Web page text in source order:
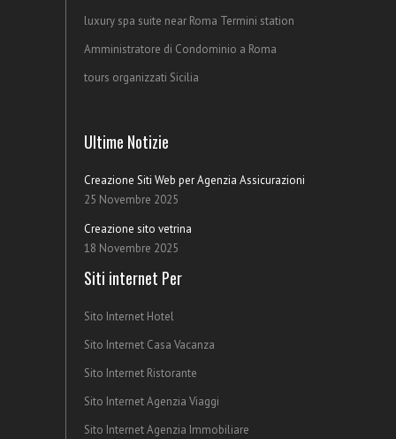
luxury spa suite near Roma Termini station
Amministratore di Condominio a Roma
tours organizzati Sicilia
Ultime Notizie
Creazione Siti Web per Agenzia Assicurazioni
25 Novembre 2025
Creazione sito vetrina
18 Novembre 2025
Siti internet Per
Sito Internet Hotel
Sito Internet Casa Vacanza
Sito Internet Ristorante
Sito Internet Agenzia Viaggi
Sito Internet Agenzia Immobiliare